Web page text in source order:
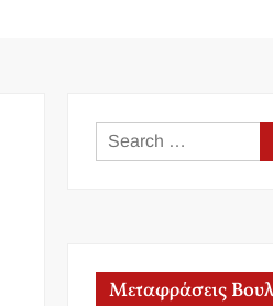
Μεταφράσεις